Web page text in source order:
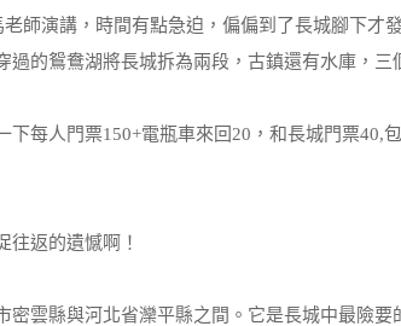
師演講，時間有點急迫，偏偏到了長城腳下才
的鴛鴦湖將長城拆為兩段，古鎮還有水庫，三
每人門票150+電瓶車來回20，和長城門票40,
往返的遺憾啊！
雲縣與河北省灤平縣之間。它是長城中最險要